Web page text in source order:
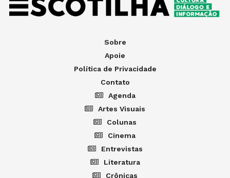
Sobre
Apoie
Política de Privacidade
Contato
Agenda
Artes Visuais
Colunas
Cinema
Entrevistas
Literatura
Crônicas